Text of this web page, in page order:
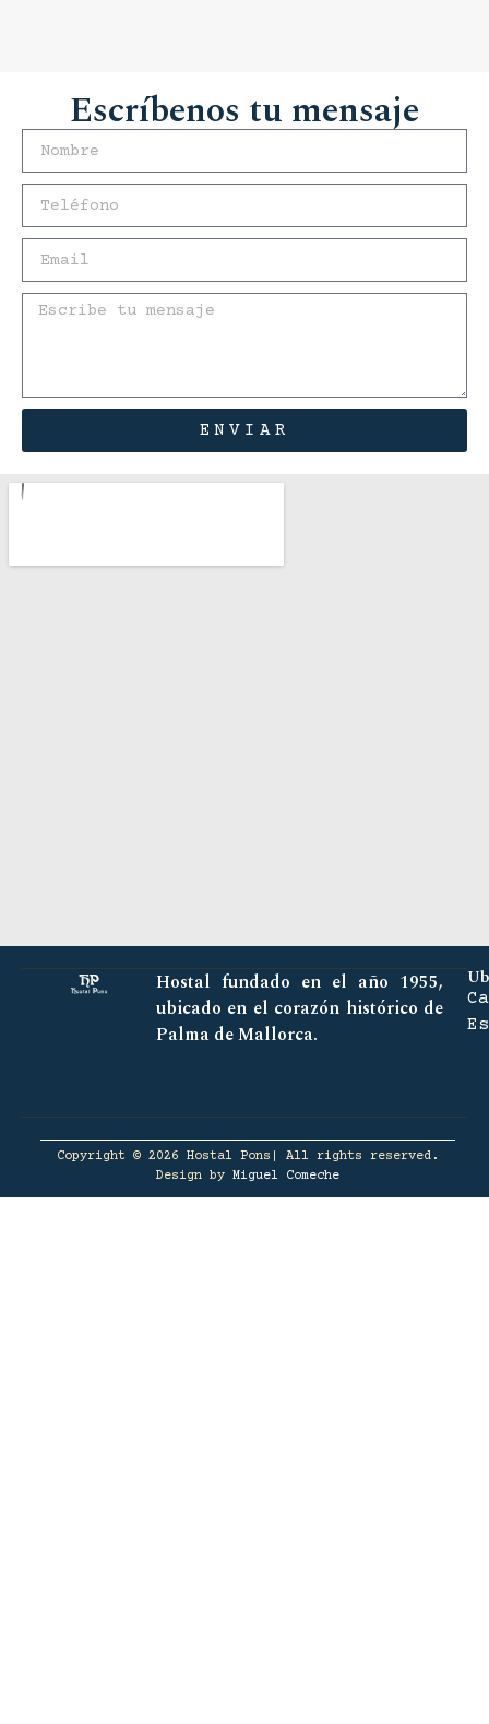
Escríbenos tu mensaje
ENVIAR
Hostal fundado en el año 1955,
ubicado en el corazón histórico de
Palma de Mallorca.
Copyright © 2026 Hostal Pons| All rights reserved.
Design by Miguel Comeche